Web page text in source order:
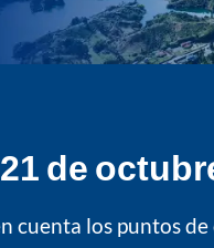
de
cuenta los puntos